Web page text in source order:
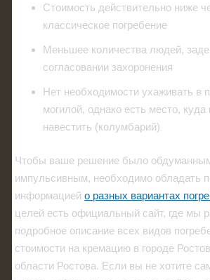
Стоимость действительно ниже
классическое погребение
Меньшее количества людей,
согласовании захоронения
Нет необходимости ухаживать в
могилой, однако есть место,
навестить (колумбарий)
Чтобы ваше решение было
импульсивным, необходимо обладать
информациейо разных вариантах
целей есть официальный сайт, где мы
подробное описание всех видов
стоимости на кремацию в городе
области Ростова. Если вы не хотите